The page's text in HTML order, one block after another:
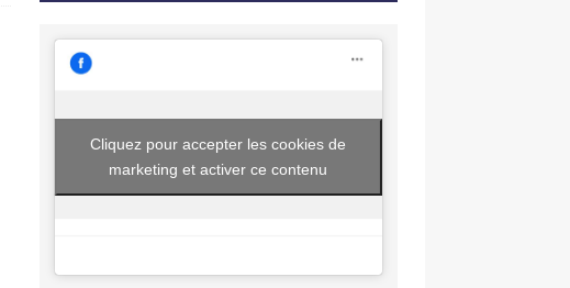
Cliquez pour accepter les cookies de
marketing et activer ce contenu